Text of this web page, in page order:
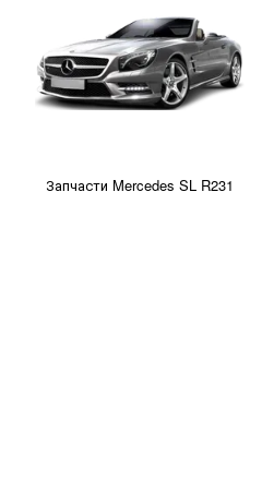
Запчасти Mercedes SL R231